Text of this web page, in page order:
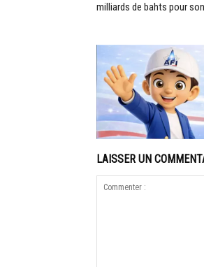
milliards de bahts pour
LAISSER UN